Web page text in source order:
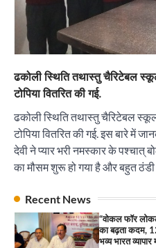
ढकोली स्थिति तथास्तु चैरिटेबल स्कूल
टोपिया वितरित की गई.
ढकोली स्थिति तथास्तु चैरिटेबल स्कूल
टोपिया वितरित की गई. इस बारे में
देवी ने प्यार भरी नमस्कार के पश्चात्
का मौसम शुरू हो गया है और बहुत
Recent News
सोलर एनर्जी
परियोजनाओं की
और एमएनआरई के
City uday
4
₹227 करोड़ का
भ्रष्टाचार,
सबूत : एच.एस.
City uday
इंडियन नेशनल
संगीत संध्या
“वोकल फॉर
का बढ़ता कदम,
भव्य भारत व्यापार
2
पारस हेल्थ
आयाम
City uday